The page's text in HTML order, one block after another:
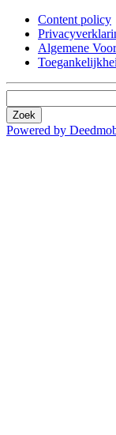
Content policy
Algemene
Zoek
Powered by